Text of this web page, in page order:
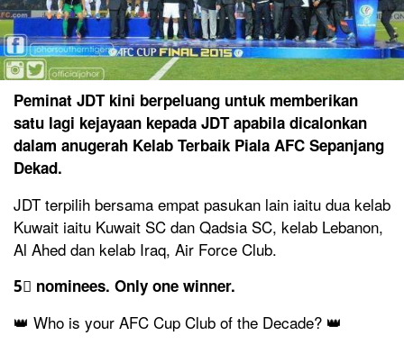
Peminat JDT kini berpeluang untuk memberikan
satu lagi kejayaan kepada JDT apabila dicalonkan
dalam anugerah Kelab Terbaik Piala AFC Sepanjang
Dekad.
JDT terpilih bersama empat pasukan lain iaitu dua kelab
Kuwait iaitu Kuwait SC dan Qadsia SC, kelab Lebanon,
Al Ahed dan kelab Iraq, Air Force Club.
5⃣ nominees. Only one winner.
👑 Who is your AFC Cup Club of the Decade? 👑